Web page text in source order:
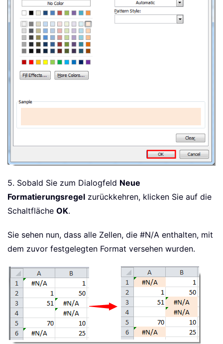
5. Sobald Sie zum Dialogfeld Neue
Formatierungsregel zurückkehren, klicken Sie auf die
Schaltfläche OK.
Sie sehen nun, dass alle Zellen, die #N/A enthalten, mit
dem zuvor festgelegten Format versehen wurden.